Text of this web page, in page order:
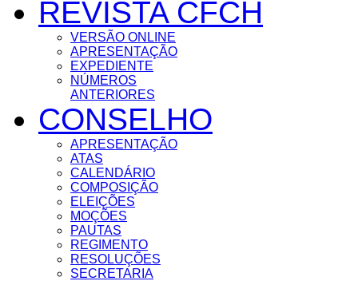
REVISTA CFCH
VERSÃO ONLINE
APRESENTAÇÃO
EXPEDIENTE
NÚMEROS
ANTERIORES
CONSELHO
APRESENTAÇÃO
ATAS
CALENDÁRIO
COMPOSIÇÃO
ELEIÇÕES
MOÇÕES
PAUTAS
REGIMENTO
RESOLUÇÕES
SECRETARIA